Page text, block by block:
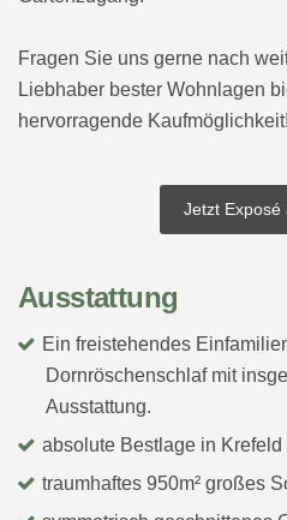
Fragen Sie uns gerne nach
Liebhaber bester Wohnlagen
hervorragende Kaufmöglichkeit!
Jetzt Exposé
Ausstattung
Ein freistehendes
Dornröschenschlaf mit
Ausstattung.
traumhaftes 950m² großes